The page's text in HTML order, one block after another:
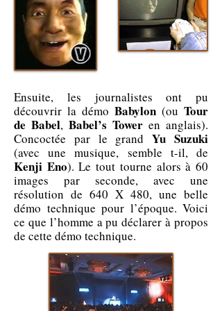
Ensuite, les journalistes ont pu
découvrir la démo Babylon (ou Tour
de Babel, Babel’s Tower en anglais).
Concoctée par le grandYu Suzuki
(avec une musique, semble t-il, de
Kenji Eno). Le tout tourne alors à 60
images par seconde, avec une
résolution de 640 X 480, une belle
démo technique pour l’époque. Voici
ce que l’homme a pu déclarer à propos
de cette démo technique.